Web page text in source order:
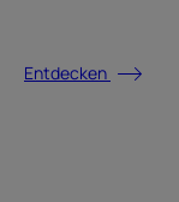
Entdecken